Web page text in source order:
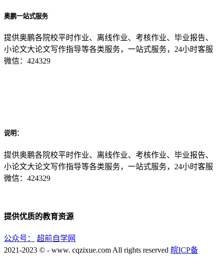
奥鹏一站式服务
提供奥鹏各院校平时作业、离线作业、考核作业、毕业报告、
小论文大论文写作指导等各类服务，一站式服务，24小时客服
微信：424329
说明：
提供奥鹏各院校平时作业、离线作业、考核作业、毕业报告、
小论文大论文写作指导等各类服务，一站式服务，24小时客服
微信：424329
提供优质的教育资源
公众号：
超前自学网
2021-2023 © - www. cqzixue.com All rights reserved 皖ICP备